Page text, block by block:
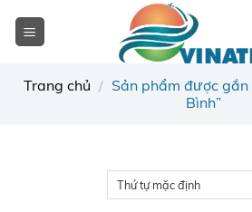
Trang chủ / Sản phẩm được
Bình”